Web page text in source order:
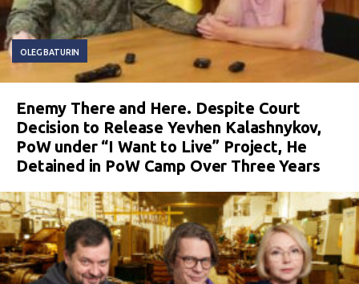
OLEG BATURIN
Enemy There and Here. Despite Court
Decision to Release Yevhen Kalashnykov,
PoW under “I Want to Live” Project, He
Detained in PoW Camp Over Three Years